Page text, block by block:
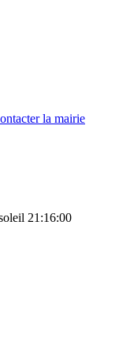
la mairie
21:16:00